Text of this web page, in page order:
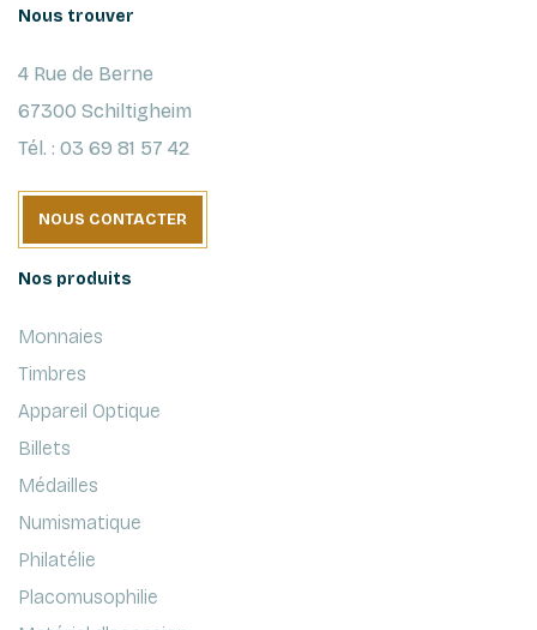
Nous trouver
4 Rue de Berne
67300 Schiltigheim
Tél. : 03 69 81 57 42
NOUS CONTACTER
Nos produits
Monnaies
Timbres
Appareil Optique
Billets
Médailles
Numismatique
Philatélie
Placomusophilie